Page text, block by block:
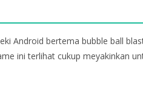
Android bertema bubble ball
ini terlihat cukup meyakinkan